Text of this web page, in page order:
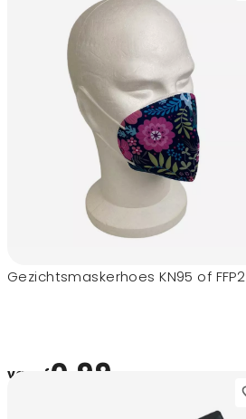
Gezichtsmaskerhoes KN95 of FFP2
vanaf0,99